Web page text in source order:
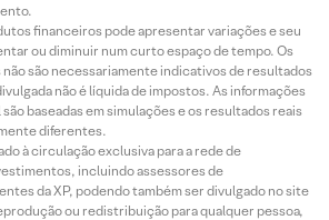
financeiros pode apresentar variações e seu
ou diminuir num curto espaço de tempo. Os
são necessariamente indicativos de resultados
não é líquida de impostos. As informações
baseadas em simulações e os resultados reais
diferentes.
à circulação exclusiva para a rede de
incluindo assessores de
da XP, podendo também ser divulgado no site
ou redistribuição para qualquer pessoa,